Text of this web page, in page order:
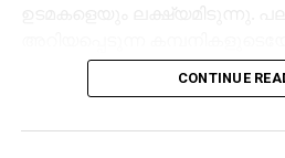
ഏജന്‍സികളുടെയോ പേരില്‍
ലിസ്റ്റിംഗുകള്‍
CONTINUE